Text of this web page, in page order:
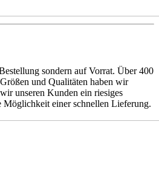
sondern auf Vorrat. Über 400
und Qualitäten haben wir
unseren Kunden ein riesiges
Möglichkeit einer schnellen Lieferung.